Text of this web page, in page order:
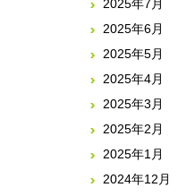
2025年7月
2025年6月
2025年5月
2025年4月
2025年3月
2025年2月
2025年1月
2024年12月